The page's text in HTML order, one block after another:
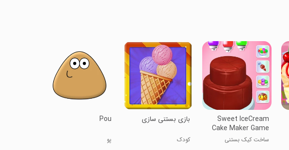
Sweet IceCream
Cake Maker Game
ساخت کیک بستنی
بازی بستنی سازی
کودک
Pou
پو